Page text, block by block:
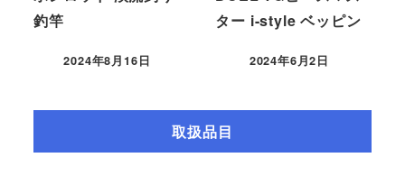
釣竿
2024年8月16日
ター i-style ベッピン
2024年6月2日
取扱品目